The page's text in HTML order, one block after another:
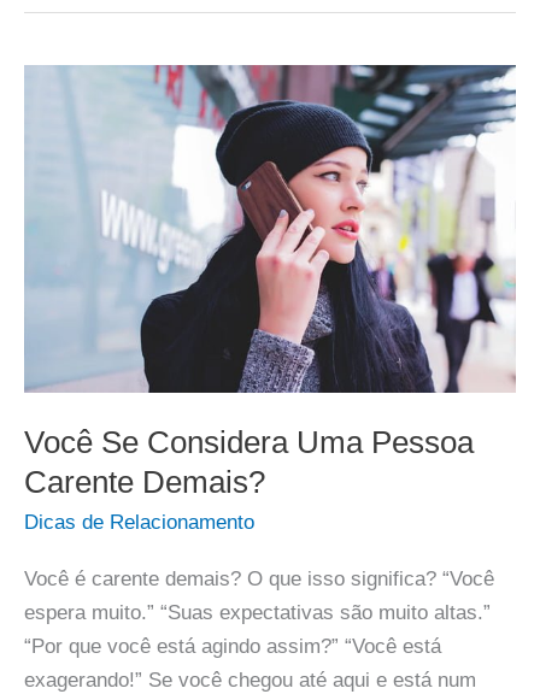
Você Se Considera Uma Pessoa
Carente Demais?
Dicas de Relacionamento
Você é carente demais? O que isso significa? “Você
espera muito.” “Suas expectativas são muito altas.”
“Por que você está agindo assim?” “Você está
exagerando!” Se você chegou até aqui e está num